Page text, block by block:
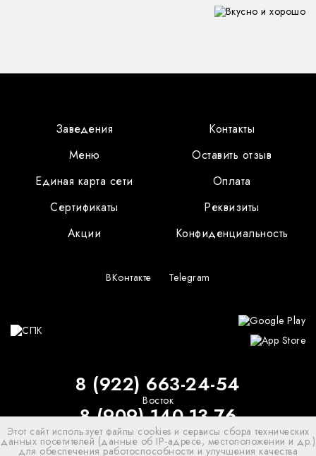
Заведения
Меню
Единая карта сети
Сертификаты
Акции
Контакты
Оставить отзыв
Оплата
Реквизиты
Конфиденциальность
ВКонтакте Telegram
8 (922) 663-24-54
Восток
8 (909) 140-13-76
Север
8 (922)-905-72-12
Этот сайт использует файлы cookies и сервисы сбора технических
данных посетителей (данные об IP-адресе, местоположении и др.)
для обеспечения работоспособности и улучшения качества